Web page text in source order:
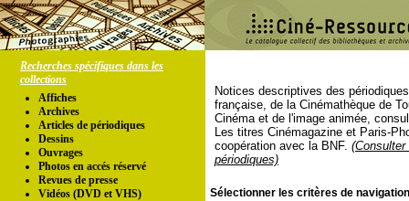
Recherches spécifiques dans les
collections
Affiches
Archives
Articles de périodiques
Dessins
Ouvrages
Photos en accés réservé
Revues de presse
Vidéos (DVD et VHS)
Notices descriptives des
française, de la Cinémathèque de
Cinéma et de l'image animée,
Les titres Cinémagazine et Paris-
coopération avec la BNF.
périodiques)
Sélectionner les critères de